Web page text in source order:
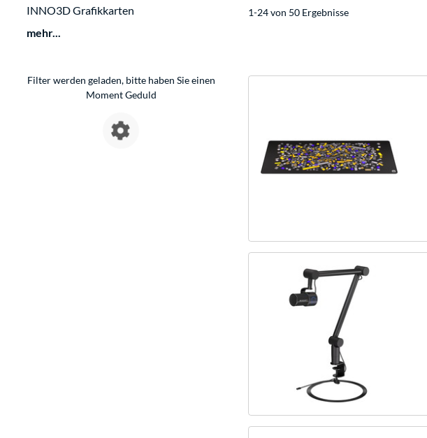
INNO3D Grafikkarten
mehr...
Filter werden geladen, bitte haben Sie einen
Moment Geduld
1-24 von 50 Ergebnisse